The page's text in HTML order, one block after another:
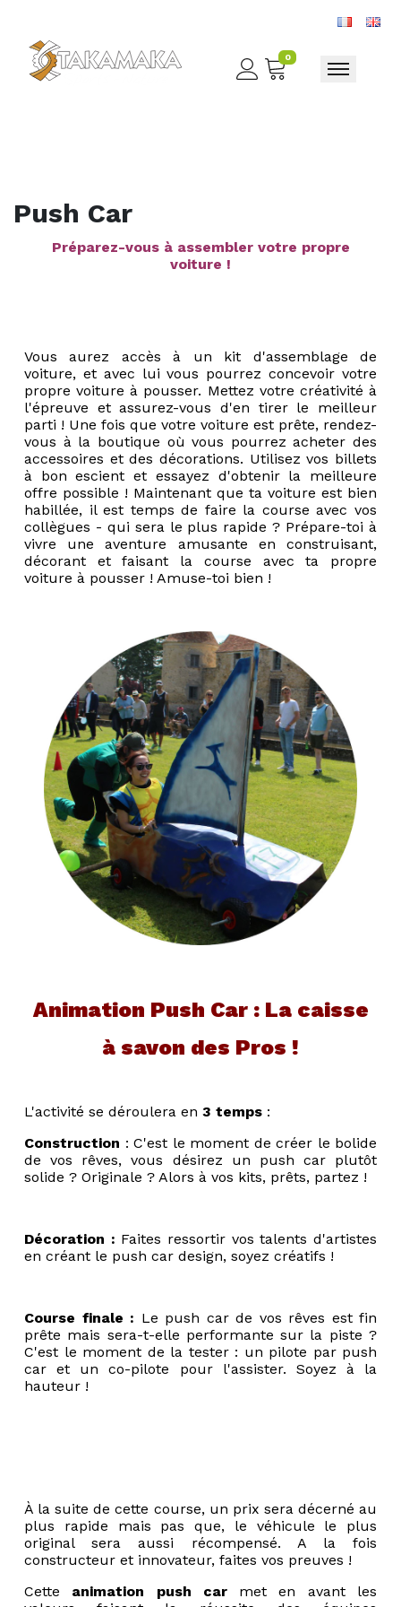
0
Toggle
Push Car
Préparez-vous à assembler votre propre
voiture !
Vous aurez accès à un kit d'assemblage de
voiture, et avec lui vous pourrez concevoir votre
propre voiture à pousser. Mettez votre créativité à
l'épreuve et assurez-vous d'en tirer le meilleur
parti ! Une fois que votre voiture est prête, rendez-
vous à la boutique où vous pourrez acheter des
accessoires et des décorations. Utilisez vos billets
à bon escient et essayez d'obtenir la meilleure
offre possible ! Maintenant que ta voiture est bien
habillée, il est temps de faire la course avec vos
collègues - qui sera le plus rapide ? Prépare-toi à
vivre une aventure amusante en construisant,
décorant et faisant la course avec ta propre
voiture à pousser ! Amuse-toi bien !
Animation Push Car : La caisse
à savon des Pros !
L'activité se déroulera en 3 temps :
Construction : C'est le moment de créer le bolide
de vos rêves, vous désirez un push car plutôt
solide ? Originale ? Alors à vos kits, prêts, partez !
Décoration : Faites ressortir vos talents d'artistes
en créant le push car design, soyez créatifs !
Course finale : Le push car de vos rêves est fin
prête mais sera-t-elle performante sur la piste ?
C'est le moment de la tester : un pilote par push
car et un co-pilote pour l'assister. Soyez à la
hauteur !
À la suite de cette course, un prix sera décerné au
plus rapide mais pas que, le véhicule le plus
original sera aussi récompensé. A la fois
constructeur et innovateur, faites vos preuves !
Cette animation push carmet en avant les